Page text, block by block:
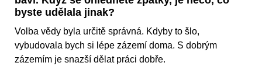
byste udělala jinak?
Volba vědy byla určitě správná. Kdyby to šlo,
vybudovala bych si lépe zázemí doma. S dobrým
zázemím je snazší dělat práci dobře.